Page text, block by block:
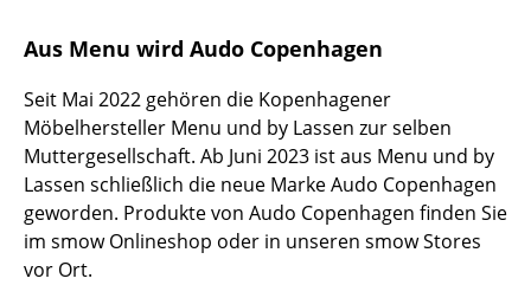
Betten
Doppelbetten
Einzelbetten
Stapelbetten
Aus Menu wird Audo Copenhagen
Seit Mai 2022 gehören die Kopenhagener
Möbelhersteller Menu und by Lassen zur selben
Muttergesellschaft. Ab Juni 2023 ist aus Menu und by
Lassen schließlich die neue Marke Audo Copenhagen
geworden. Produkte von Audo Copenhagen finden Sie
im smow Onlineshop oder in unseren smow Stores
vor Ort.